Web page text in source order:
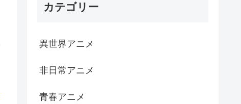
カテゴリー
異世界アニメ
非日常アニメ
青春アニメ